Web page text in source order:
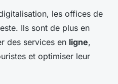
les offices de
Ils sont de plus en
des services en ligne,
et optimiser leur